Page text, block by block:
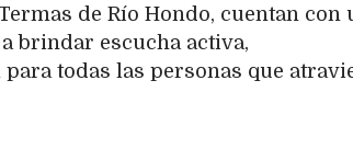
de Río Hondo, cuentan con
brindar escucha activa,
todas las personas que